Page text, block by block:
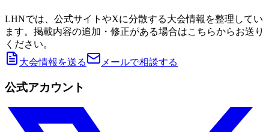
LHNでは、公式サイトやXに分散する大会情報を整理してい
ます。掲載内容の追加・修正がある場合はこちらからお送り
ください。
大会情報を送る
メールで相談する
公式アカウント